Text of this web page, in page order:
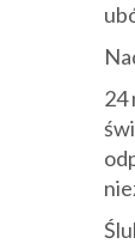
24